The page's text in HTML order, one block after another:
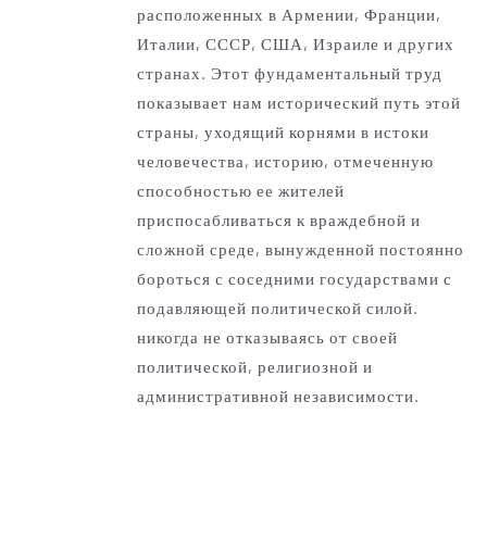
расположенных в Армении, Франции,
Италии, СССР, США, Израиле и других
странах. Этот фундаментальный труд
показывает нам исторический путь этой
страны, уходящий корнями в истоки
человечества, историю, отмеченную
способностью ее жителей
приспосабливаться к враждебной и
сложной среде, вынужденной постоянно
бороться с соседними государствами с
подавляющей политической силой.
никогда не отказываясь от своей
политической, религиозной и
административной независимости.